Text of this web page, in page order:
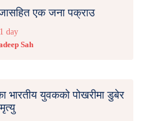
एक जना पक्राउ
1 day
Sah
भारतीय युवकको पोखरीमा डुबेर
मृत्यु